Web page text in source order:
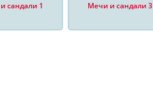
сандали 1 Мечи и сандали 3